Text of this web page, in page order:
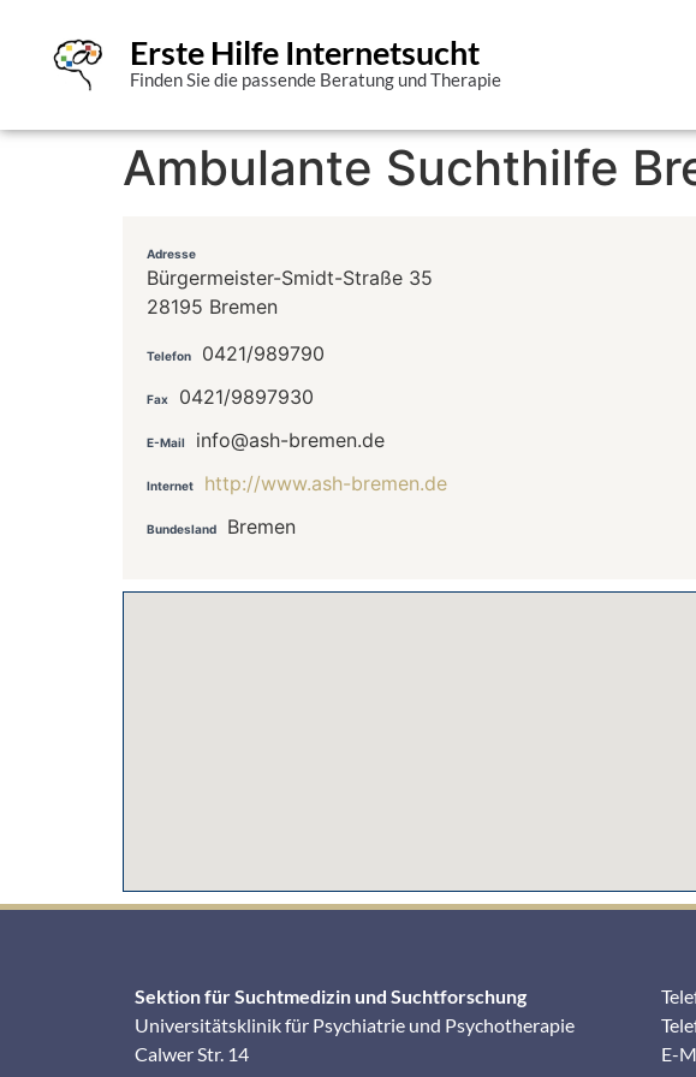
Erste Hilfe Internetsucht
Finden Sie die passende Beratung und Therapie
Ambulante Suchthilfe
Adresse
Bürgermeister-Smidt-Straße 35
28195 Bremen
Telefon 0421/989790
Fax 0421/9897930
E-Mail info@ash-bremen.de
Internet http://www.ash-bremen.de
Bundesland Bremen
Sektion für Suchtmedizin und Suchtforschung
Universitätsklinik für Psychiatrie und Psychotherapie
Calwer Str. 14
E-